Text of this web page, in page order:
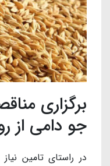
جو دامی از
در راستای تامین